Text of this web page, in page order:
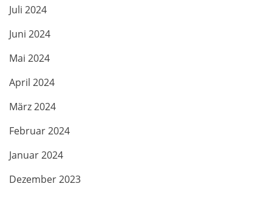
Juli 2024
Juni 2024
Mai 2024
April 2024
März 2024
Februar 2024
Januar 2024
Dezember 2023